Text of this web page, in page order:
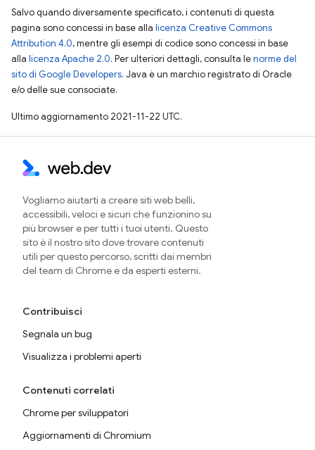
Salvo quando diversamente specificato, i contenuti di questa
pagina sono concessi in base alla licenza Creative Commons
Attribution 4.0, mentre gli esempi di codice sono concessi in base
alla licenza Apache 2.0. Per ulteriori dettagli, consulta lenorme del
sito di Google Developers. Java è un marchio registrato di Oracle
e/o delle sue consociate.
Ultimo aggiornamento 2021-11-22 UTC.
Vogliamo aiutarti a creare siti web belli,
accessibili, veloci e sicuri che funzionino su
più browser e per tutti i tuoi utenti. Questo
sito è il nostro sito dove trovare contenuti
utili per questo percorso, scritti dai membri
del team di Chrome e da esperti esterni.
Contribuisci
Segnala un bug
Visualizza i problemi aperti
Contenuti correlati
Chrome per sviluppatori
Aggiornamenti di Chromium